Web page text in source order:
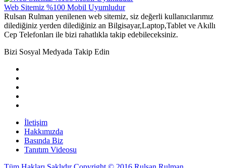
Web Sitemiz %100 Mobil Uyumludur
Rulsan Rulman yenilenen web sitemiz, siz değerli kullanıcılarımız
dilediğiniz yerden dilediğiniz an Bilgisayar,Laptop,Tablet ve Akıllı
Cep Telefonları ile bizi rahatlıkla takip edebileceksiniz.
Bizi Sosyal Medyada Takip Edin
İletişim
Hakkımızda
Basında Biz
Tanıtım Videosu